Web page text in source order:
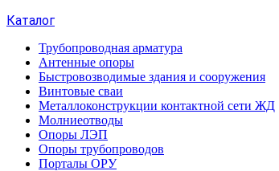
Каталог
Трубопроводная арматура
Антенные опоры
Быстровозводимые здания и сооружения
Винтовые сваи
Металлоконструкции контактной сети ЖД
Молниеотводы
Опоры ЛЭП
Опоры трубопроводов
Порталы ОРУ